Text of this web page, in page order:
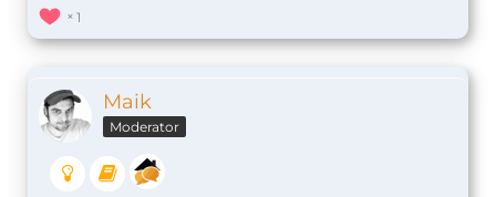
1
Maik
Moderator